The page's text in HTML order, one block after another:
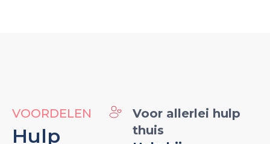
VOORDELEN
Hulp
Voor allerlei hulp
thuis